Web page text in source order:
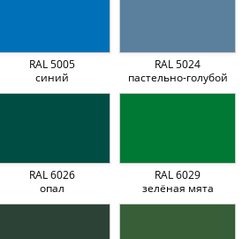
RAL 5005
синий
RAL 5024
пастельно-голубой
RAL 6026
опал
RAL 6029
зелёная мята